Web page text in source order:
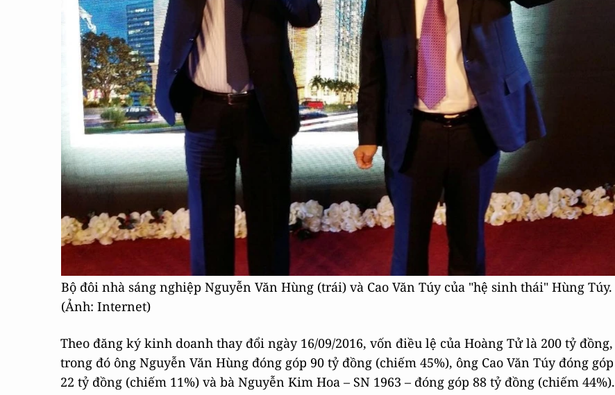
Bộ đôi nhà sáng nghiệp Nguyễn Văn Hùng (trái) và Cao Văn Túy của "hệ sinh thái" Hùng Túy.
(Ảnh: Internet)
Theo đăng ký kinh doanh thay đổi ngày 16/09/2016, vốn điều lệ của Hoàng Tử là 200 tỷ đồng,
trong đó ông Nguyễn Văn Hùng đóng góp 90 tỷ đồng (chiếm 45%), ông Cao Văn Túy đóng góp
22 tỷ đồng (chiếm 11%) và bà Nguyễn Kim Hoa – SN 1963 – đóng góp 88 tỷ đồng (chiếm 44%).